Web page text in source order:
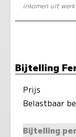
inkomen uit
Bijtelling
Prijs
Belastbaar
Bijtelling